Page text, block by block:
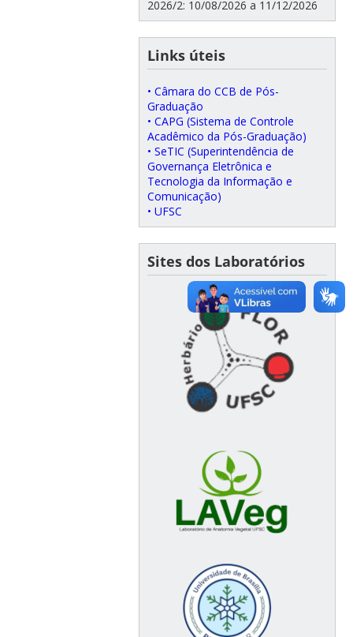
2026/2: 10/08/2026 a 11/12/2026
Links úteis
• Câmara do CCB de Pós-
Graduação
• CAPG (Sistema de Controle
Acadêmico da Pós-Graduação)
• SeTIC (Superintendência de
Governança Eletrônica e
Tecnologia da Informação e
Comunicação)
• UFSC
Sites dos Laboratórios